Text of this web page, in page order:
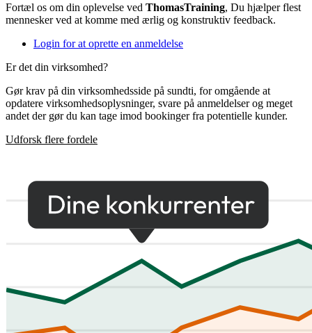
Fortæl os om din oplevelse ved ThomasTraining, Du hjælper flest
mennesker ved at komme med ærlig og konstruktiv feedback.
Login for at oprette en anmeldelse
Er det din virksomhed?
Gør krav på din virksomhedsside på sundti, for omgående at
opdatere virksomhedsoplysninger, svare på anmeldelser og meget
andet der gør du kan tage imod bookinger fra potentielle kunder.
Udforsk flere fordele